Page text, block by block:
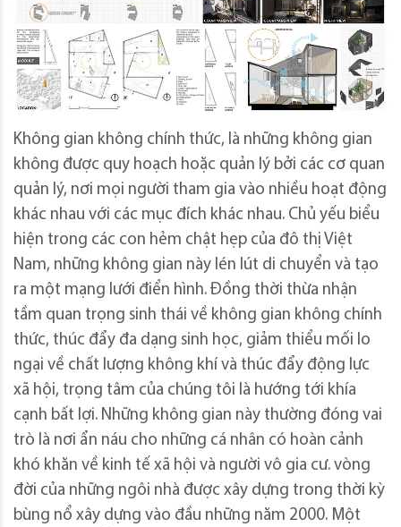
Không gian không chính thức, là những không gian
không được quy hoạch hoặc quản lý bởi các cơ quan
quản lý, nơi mọi người tham gia vào nhiều hoạt động
khác nhau với các mục đích khác nhau. Chủ yếu biểu
hiện trong các con hẻm chật hẹp của đô thị Việt
Nam, những không gian này lén lút di chuyển và tạo
ra một mạng lưới điển hình. Đồng thời thừa nhận
tầm quan trọng sinh thái về không gian không chính
thức, thúc đẩy đa dạng sinh học, giảm thiểu mối lo
ngại về chất lượng không khí và thúc đẩy động lực
xã hội, trọng tâm của chúng tôi là hướng tới khía
cạnh bất lợi. Những không gian này thường đóng vai
trò là nơi ẩn náu cho những cá nhân có hoàn cảnh
khó khăn về kinh tế xã hội và người vô gia cư. vòng
đời của những ngôi nhà được xây dựng trong thời kỳ
bùng nổ xây dựng vào đầu những năm 2000. Một